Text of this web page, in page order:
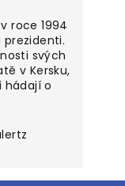
roce 1994
svých
v Kersku,
hádají o